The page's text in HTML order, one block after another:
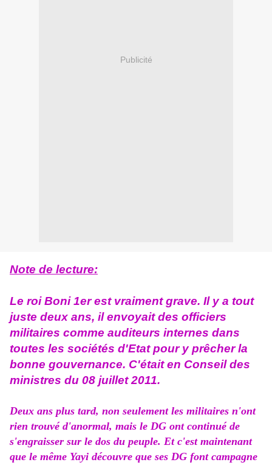
Publicité
Note de lecture:
Le roi Boni 1er est vraiment grave. Il y a tout
juste deux ans, il envoyait des officiers
militaires comme auditeurs internes dans
toutes les sociétés d'Etat pour y prêcher la
bonne gouvernance. C'était en Conseil des
ministres du 08 juillet 2011.
Deux ans plus tard, non seulement les militaires n'ont
rien trouvé d'anormal, mais le DG ont continué de
s'engraisser sur le dos du peuple. Et c'est maintenant
que le même Yayi découvre que ses DG font campagne